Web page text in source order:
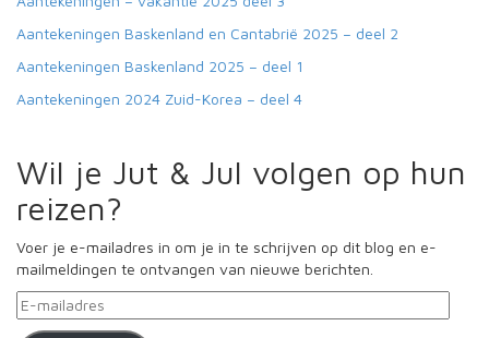
Aantekeningen Baskenland en Cantabrië 2025 – deel 2
Aantekeningen Baskenland 2025 – deel 1
Aantekeningen 2024 Zuid-Korea – deel 4
Wil je Jut & Jul volgen op hun
reizen?
Voer je e-mailadres in om je in te schrijven op dit blog en e-
mailmeldingen te ontvangen van nieuwe berichten.
E-
mailadres